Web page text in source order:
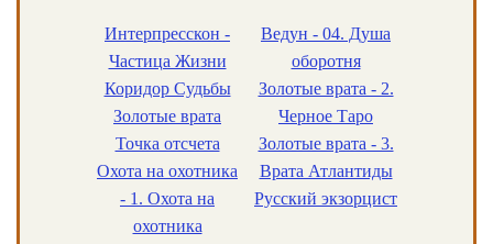
Интерпресскон -
Частица Жизни
Коридор Судьбы
Золотые врата
Точка отсчета
Охота на охотника
- 1. Охота на
охотника
Ведун - 04. Душа
оборотня
Золотые врата - 2.
Черное Таро
Золотые врата - 3.
Врата Атлантиды
Русский экзорцист